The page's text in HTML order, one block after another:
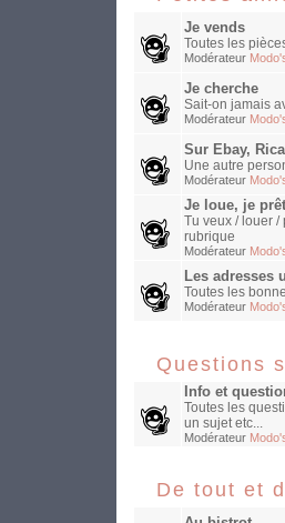
Je vends
Toutes les
Modérateur
Je cherche
Sait-on jamais
Modérateur
Sur Ebay,
Une autre
Modérateur
Je loue, je
Tu veux / louer /
rubrique
Modérateur
Les adresses
Toutes les
Modérateur
Questions
Info et
Toutes les
un sujet etc...
Modérateur
De tout et